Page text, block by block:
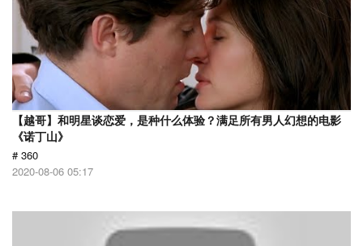
【越哥】和明星谈恋爱，是种什么体验？满足所有男人幻想的电影
《诺丁山》
# 360
2020-08-06 05:17